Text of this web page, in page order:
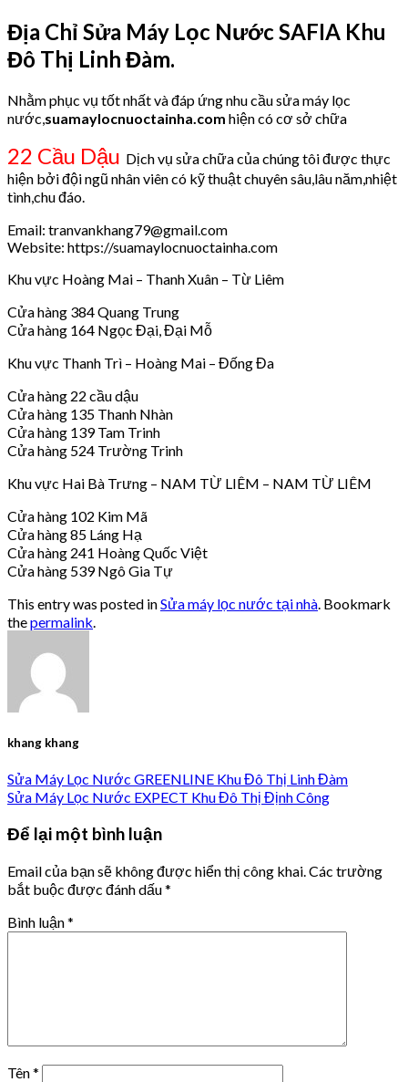
Địa Chỉ Sửa Máy Lọc Nước SAFIA Khu
Đô Thị Linh Đàm.
Nhằm phục vụ tốt nhất và đáp ứng nhu cầu sửa máy lọc
nước, suamaylocnuoctainha.com hiện có cơ sở chữa
22 Cầu Dậu Dịch vụ sửa chữa của chúng tôi được thực
hiện bởi đội ngũ nhân viên có kỹ thuật chuyên sâu,lâu năm,nhiệt
tình,chu đáo.
Email: tranvankhang79@gmail.com
Website: https://suamaylocnuoctainha.com
Khu vực Hoàng Mai – Thanh Xuân – Từ Liêm
Cửa hàng 384 Quang Trung
Cửa hàng 164 Ngọc Đại, Đại Mỗ
Khu vực Thanh Trì – Hoàng Mai – Đống Đa
Cửa hàng 22 cầu dậu
Cửa hàng 135 Thanh Nhàn
Cửa hàng 139 Tam Trinh
Cửa hàng 524 Trường Trinh
Khu vực Hai Bà Trưng – NAM TỪ LIÊM – NAM TỪ LIÊM
Cửa hàng 102 Kim Mã
Cửa hàng 85 Láng Hạ
Cửa hàng 241 Hoàng Quốc Việt
Cửa hàng 539 Ngô Gia Tự
This entry was posted inSửa máy lọc nước tại nhà . Bookmark
thepermalink
khang khang
Sửa Máy Lọc Nước GREENLINE Khu Đô Thị Linh Đàm
Sửa Máy Lọc Nước EXPECT Khu Đô Thị Định Công
Để lại một bình luận
Email của bạn sẽ không được hiển thị công khai. Các trường
bắt buộc được đánh dấu*
Bình luận*
Tên*